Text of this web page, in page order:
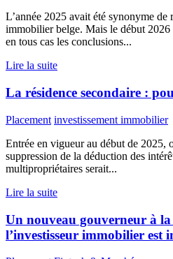
L’année 2025 avait été synonyme de
immobilier belge. Mais le début 2026
en tous cas les conclusions...
Lire la suite
La résidence secondaire :
Placement investissement immobilier
Entrée en vigueur au début de 2025,
suppression de la déduction des
multipropriétaires serait...
Lire la suite
Un nouveau gouverneur à
l’investisseur immobilier est